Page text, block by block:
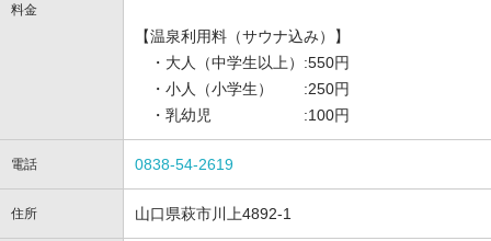
料金
【温泉利用料（サウナ込み）】
・大人（中学生以上）:550円
・小人（小学生） :250円
・乳幼児 :100円
電話 0838-54-2619
住所 山口県萩市川上4892-1